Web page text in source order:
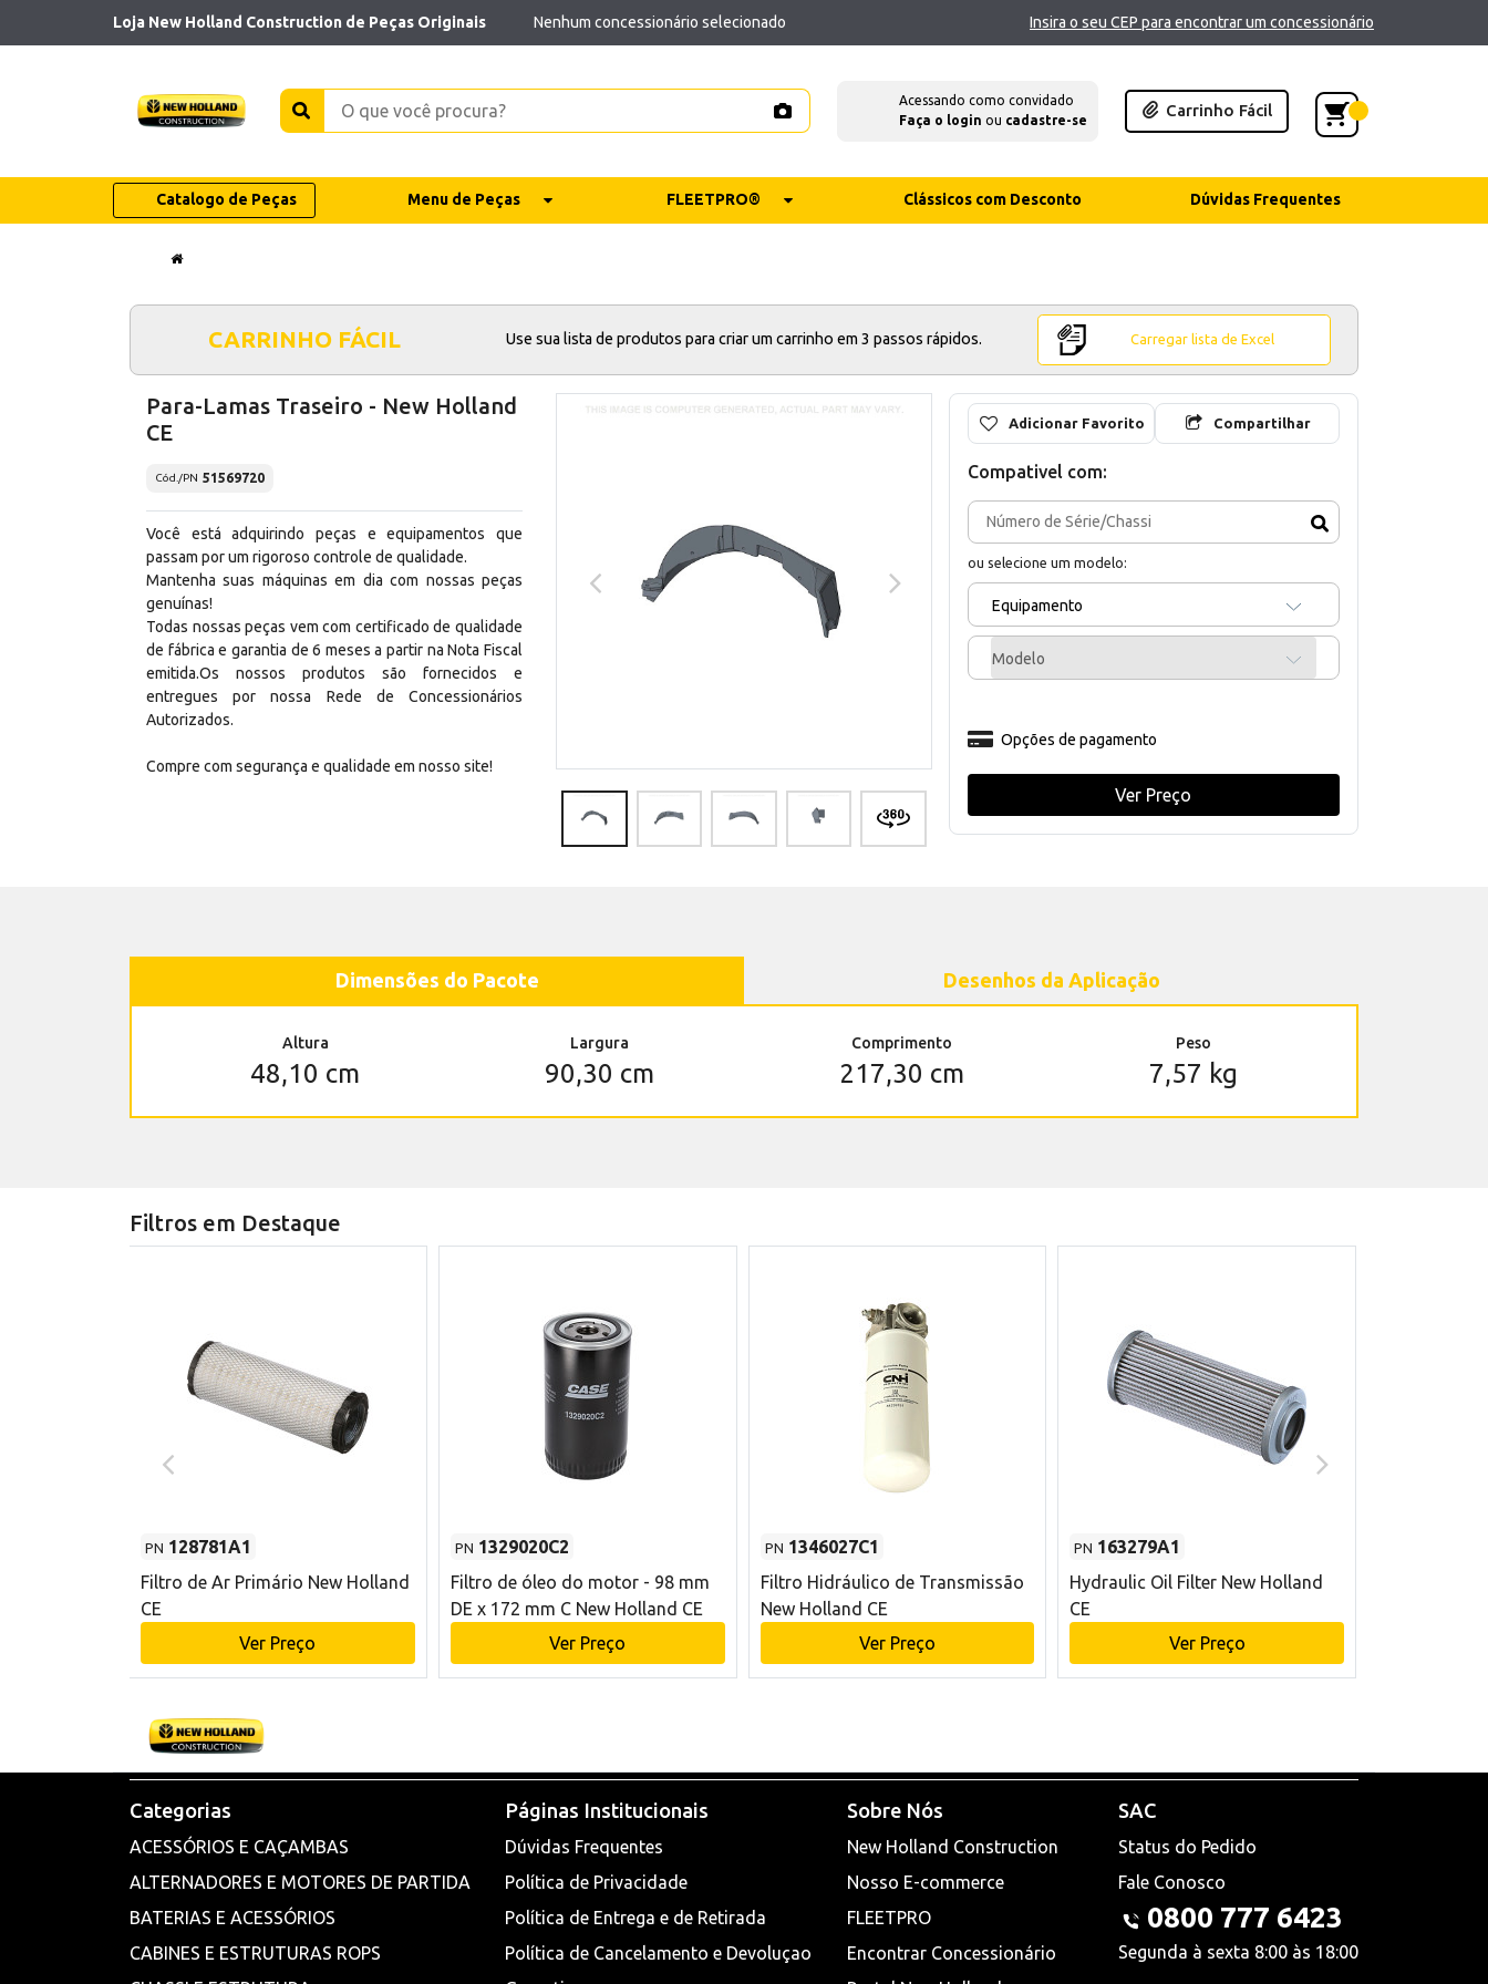
Loja New Holland Construction de Peças Originais Nenhum concessionário selecionado Insira o seu CEP para encontrar um concessionário
Acessando como convidado
Faça o login ou cadastre-se
Carrinho Fácil
Catalogo de Peças Menu de Peças FLEETPRO® Clássicos com Desconto Dúvidas Frequentes
CARRINHO FÁCIL Use sua lista de produtos para criar um carrinho em 3 passos rápidos. Carregar lista de Excel
Para-Lamas Traseiro - New Holland
CE
Cód./PN 51569720
Você está adquirindo peças e equipamentos que
passam por um rigoroso controle de qualidade.
Mantenha suas máquinas em dia com nossas peças
genuínas!
Todas nossas peças vem com certificado de qualidade
de fábrica e garantia de 6 meses a partir na Nota Fiscal
emitida.Os nossos produtos são fornecidos e
entregues por nossa Rede de Concessionários
Autorizados.
Compre com segurança e qualidade em nosso site!
Adicionar Favorito Compartilhar
Compativel com:
ou selecione um modelo:
Equipamento
Modelo
Opções de pagamento
Ver Preço
Dimensões do Pacote Desenhos da Aplicação
Altura
48,10 cm
Largura
90,30 cm
Comprimento
217,30 cm
Peso
7,57 kg
Filtros em Destaque
PN 128781A1
Filtro de Ar Primário New Holland
CE
Ver Preço
PN 1329020C2
Filtro de óleo do motor - 98 mm
DE x 172 mm C New Holland CE
Ver Preço
PN 1346027C1
Filtro Hidráulico de Transmissão
New Holland CE
Ver Preço
PN 163279A1
Hydraulic Oil Filter New Holland
CE
Ver Preço
Categorias
ACESSÓRIOS E CAÇAMBAS
ALTERNADORES E MOTORES DE PARTIDA
BATERIAS E ACESSÓRIOS
CABINES E ESTRUTURAS ROPS
Páginas Institucionais
Dúvidas Frequentes
Política de Privacidade
Política de Entrega e de Retirada
Política de Cancelamento e Devoluçao
Sobre Nós
New Holland Construction
Nosso E-commerce
FLEETPRO
Encontrar Concessionário
SAC
Status do Pedido
Fale Conosco
0800 777 6423
Segunda à sexta 8:00 às 18:00